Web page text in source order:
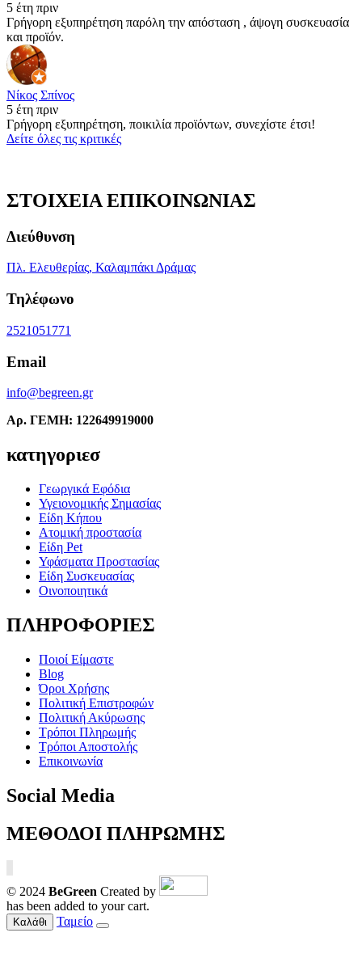
5 έτη πριν
Γρήγορη εξυπηρέτηση παρόλη την απόσταση , άψογη συσκευασία
και προϊόν.
Νίκος Σπίνος
5 έτη πριν
Γρήγορη εξυπηρέτηση, ποικιλία προϊόντων, συνεχίστε έτσι!
Δείτε όλες τις κριτικές
ΣΤΟΙΧΕΙΑ ΕΠΙΚΟΙΝΩΝΙΑΣ
Διεύθυνση
Πλ. Ελευθερίας, Καλαμπάκι Δράμας
Τηλέφωνο
2521051771
Email
info@begreen.gr
Αρ. ΓΕΜΗ: 122649919000
κατηγοριεσ
Γεωργικά Εφόδια
Υγειονομικής Σημασίας
Είδη Κήπου
Ατομική προστασία
Είδη Pet
Υφάσματα Προστασίας
Είδη Συσκευασίας
Οινοποιητικά
ΠΛΗΡΟΦΟΡΙΕΣ
Ποιοί Είμαστε
Blog
Όροι Χρήσης
Πολιτική Επιστροφών
Πολιτική Ακύρωσης
Τρόποι Πληρωμής
Τρόποι Αποστολής
Επικοινωνία
Social Media
ΜΕΘΟΔΟΙ ΠΛΗΡΩΜΗΣ
© 2024 BeGreen Created by
has been added to your cart.
Καλάθι Ταμείο